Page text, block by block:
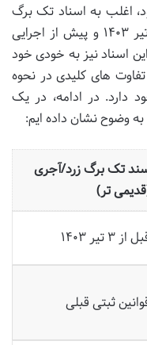
اغلب به اسناد تک برگ
رسمی اشاره دارد که پیش از تاریخ ۳ تیر ۱۴۰۳ و پیش از اجرایی
اسناد نیز به خودی خود
های کلیدی در نحوه
دارد. در ادامه، در یک
وضوح نشان داده ایم:
تک برگ زرد/آجری
تر)
از ۳ تیر ۱۴۰۳
ثبتی قبلی